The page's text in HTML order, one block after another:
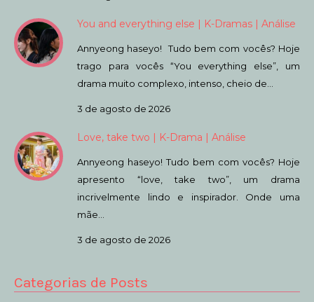
You and everything else | K-Dramas | Análise
Annyeong haseyo! Tudo bem com vocês? Hoje
trago para vocês “You everything else”, um
drama muito complexo, intenso, cheio de…
3 de agosto de 2026
Love, take two | K-Drama | Análise
Annyeong haseyo! Tudo bem com vocês? Hoje
apresento “love, take two”, um drama
incrivelmente lindo e inspirador. Onde uma
mãe…
3 de agosto de 2026
Categorias de Posts